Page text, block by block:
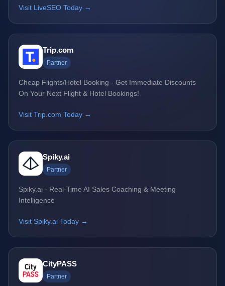
Visit LiveSEO Today →
Trip.com
Partner
Cheap Flights/Hotel Booking - Get Immediate Discounts
On Your Next Flight & Hotel Bookings!
Visit Trip.com Today →
Spiky.ai
Partner
Spiky.ai - Real-Time AI Sales Coaching & Meeting
Intelligence
Visit Spiky.ai Today →
CityPASS
Partner